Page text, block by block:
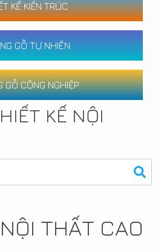
KẾ KIẾN TRÚC
GỖ TỰ NHIÊN
GỖ CÔNG NGHIỆP
KẾ NỘI
THẤT CAO